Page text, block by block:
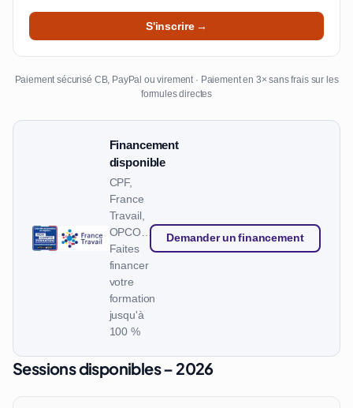
S'inscrire →
Paiement sécurisé CB, PayPal ou virement · Paiement en 3× sans frais sur les
formules directes
Financement
disponible
CPF,
France
Travail,
OPCO…
Faites
financer
votre
formation
jusqu'à
100 %
Demander un financement
Sessions disponibles – 2026